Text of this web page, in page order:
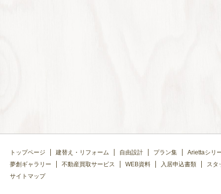
トップページ 建替え・リフォーム 自由設計 プラン集
Ariettaシリ
夢創ギャラリー
不動産買取サービス WEB資料 入居申込書類
スタ
サイトマップ